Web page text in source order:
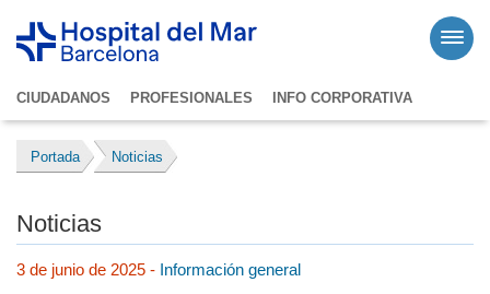
CIUDADANOS PROFESIONALES INFO CORPORATIVA
Portada Noticias
Noticias
3 de junio de 2025 - Información general